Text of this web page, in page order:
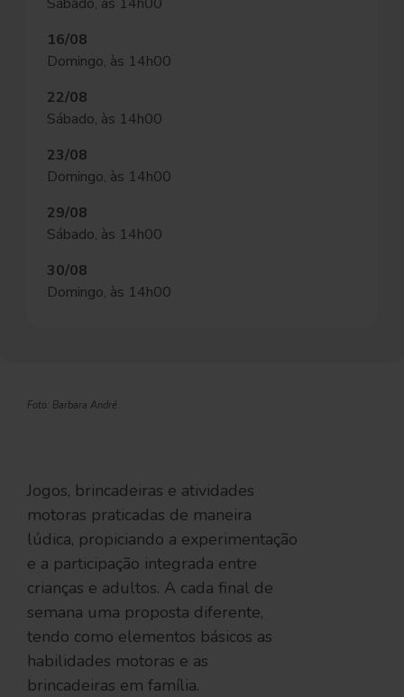
16/08
Domingo, às 14h00
22/08
Sábado, às 14h00
23/08
Domingo, às 14h00
29/08
Sábado, às 14h00
30/08
Domingo, às 14h00
Foto: Barbara André.
Jogos, brincadeiras e atividades
motoras praticadas de maneira
lúdica, propiciando a experimentação
e a participação integrada entre
crianças e adultos. A cada final de
semana uma proposta diferente,
tendo como elementos básicos as
habilidades motoras e as
brincadeiras em família.